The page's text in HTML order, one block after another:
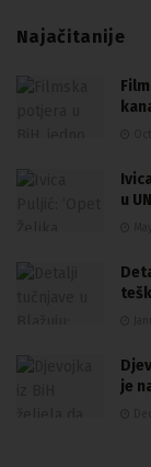
Najačitanije
u
je